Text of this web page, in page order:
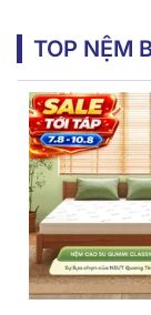
TOP NỆM